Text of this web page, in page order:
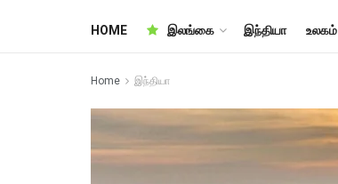
HOME இலங்கை இந்தியா உலகம்
Home இந்தியா